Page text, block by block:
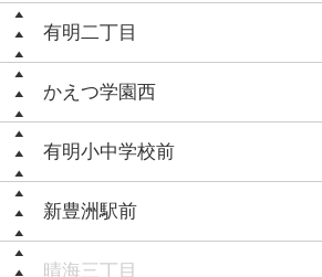
有明二丁目
かえつ学園西
有明小中学校前
新豊洲駅前
晴海三丁目